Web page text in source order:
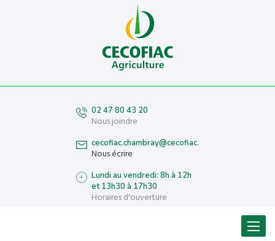
02 47 80 43 20
Nous joindre
cecofiac.chambray@cecofiac.fr
Nous écrire
Lundi au vendredi: 8h à 12h
et 13h30 à 17h30
Horaires d'ouverture
Menu